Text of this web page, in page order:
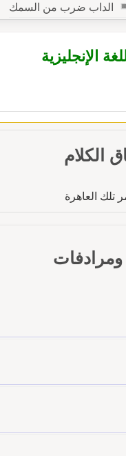
الداب ضرب من السمك
الإنجليزية
الكلام
تلك العاهرة